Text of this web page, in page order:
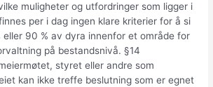
muligheter og utfordringer som ligger i
per i dag ingen klare kriterier for å si
eller 90 % av dyra innenfor et område for
på bestandsnivå. §14
styret eller andre som
kan ikke treffe beslutning som er egnet